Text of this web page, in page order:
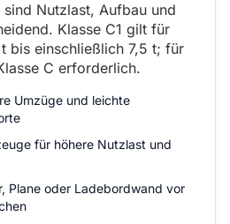
Nutzlast, Aufbau und
Klasse C1 gilt für
bis einschließlich 7,5 t; für
C erforderlich.
Umzüge und leichte
für höhere Nutzlast und
Plane oder Ladebordwand vor